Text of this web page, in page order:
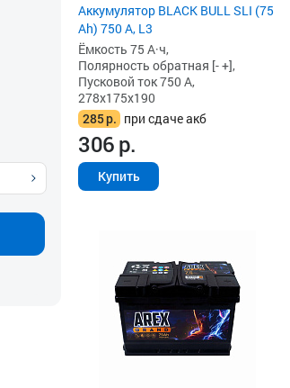
Аккумулятор BLACK BULL SLI (75
Ah) 750 А, L3
Ёмкость 75 А·ч,
Полярность обратная [- +],
Пусковой ток 750 А,
278x175x190
285р. при сдаче акб
306р.
Купить